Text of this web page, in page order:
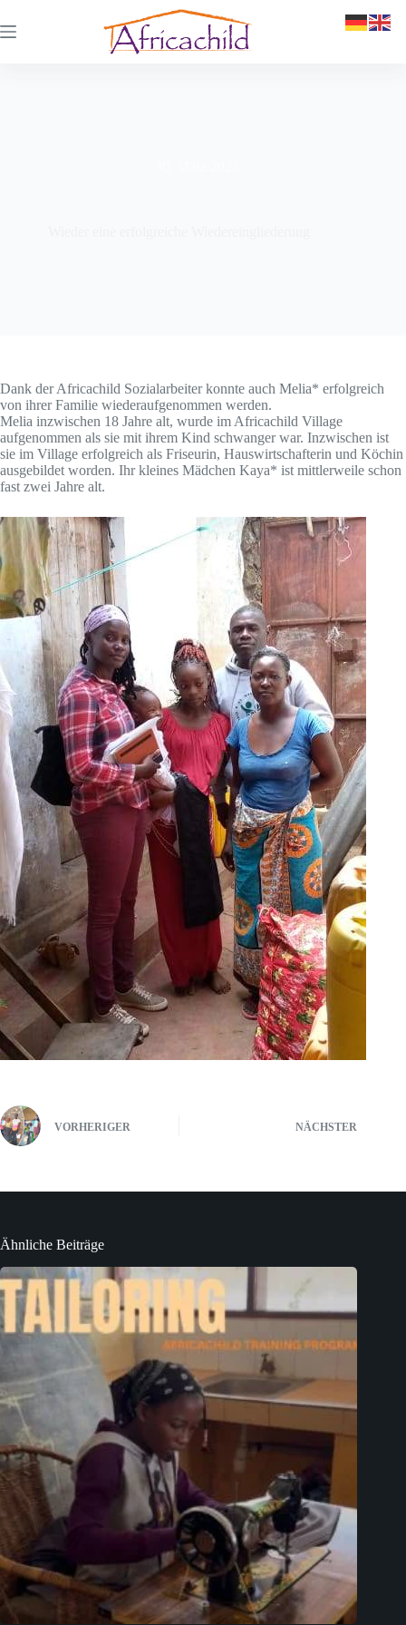
Dank der Africachild Sozialarbeiter konnte auch Melia* erfolgreich
von ihrer Familie wiederaufgenommen werden.
Melia inzwischen 18 Jahre alt, wurde im Africachild Village
aufgenommen als sie mit ihrem Kind schwanger war. Inzwischen ist
sie im Village erfolgreich als Friseurin, Hauswirtschafterin und Köchin
ausgebildet worden. Ihr kleines Mädchen Kaya* ist mittlerweile schon
fast zwei Jahre alt.
VORHERIGER NÄCHSTER
Ähnliche Beiträge